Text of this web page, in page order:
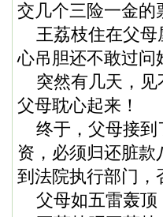
交几个三险一金的
王荔枝住在父母
心吊胆还不敢过问
突然有几天，见
父母耽心起来！
终于，父母接到
资，必须归还脏
到法院执行部门，
父母如五雷轰